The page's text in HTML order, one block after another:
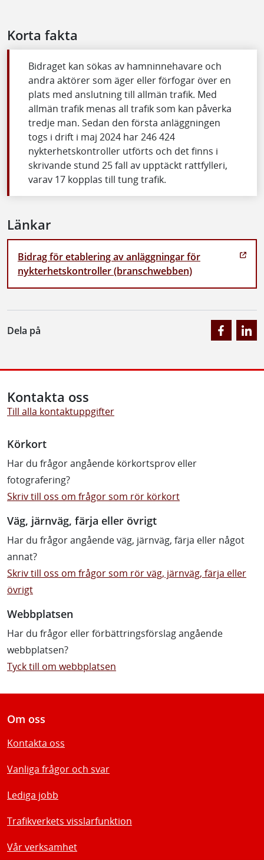
Korta fakta
Bidraget kan sökas av hamninnehavare och
andra aktörer som äger eller förfogar över en
plats med anslutning till allmän trafik. Med
allmän trafik menas all trafik som kan påverka
tredje man. Sedan den första anläggningen
togs i drift i maj 2024 har 246 424
nykterhetskontroller utförts och det finns i
skrivande stund 25 fall av upptäckt rattfylleri,
varav 17 kopplas till tung trafik.
Länkar
Bidrag för etablering av anläggningar för
nykterhetskontroller (branschwebben)
Dela på
Kontakta oss
Till alla kontaktuppgifter
Körkort
Har du frågor angående körkortsprov eller
fotografering?
Skriv till oss om frågor som rör körkort
Väg, järnväg, färja eller övrigt
Har du frågor angående väg, järnväg, färja eller något
annat?
Skriv till oss om frågor som rör väg, järnväg, färja eller
övrigt
Webbplatsen
Har du frågor eller förbättringsförslag angående
webbplatsen?
Tyck till om webbplatsen
Om oss
Kontakta oss
Vanliga frågor och svar
Lediga jobb
Trafikverkets visslarfunktion
Vår verksamhet